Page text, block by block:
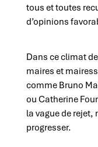
tous et toutes
d’opinions
Dans ce climat
maires et
comme Bruno
ou Catherine
la vague de
progresser.